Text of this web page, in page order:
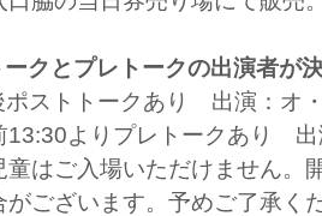
クとプレトークの出演者が
ストトークあり 出演：オ
13:30よりプレトークあり 出
はご入場いただけません。
がございます。予めご了承く